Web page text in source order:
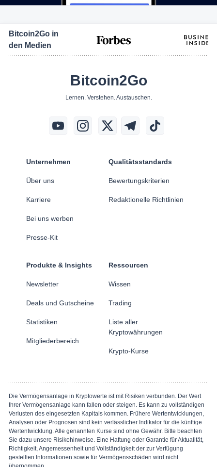
Bitcoin2Go in
den Medien
Bitcoin2Go
Lernen. Verstehen. Austauschen.
Unternehmen
Über uns
Karriere
Bei uns werben
Presse-Kit
Qualitätsstandards
Bewertungskriterien
Redaktionelle Richtlinien
Produkte & Insights
Newsletter
Deals und Gutscheine
Statistiken
Mitgliederbereich
Ressourcen
Wissen
Trading
Liste aller
Kryptowährungen
Krypto-Kurse
Die Vermögensanlage in Kryptowerte ist mit Risiken verbunden. Der Wert
Ihrer Vermögensanlage kann fallen oder steigen. Es kann zu vollständigen
Verlusten des eingesetzten Kapitals kommen. Frühere Wertentwicklungen,
Analysen oder Prognosen sind kein verlässlicher Indikator für die künftige
Wertentwicklung. Alle genannten Kurse sind ohne Gewähr. Bitte beachten
Sie dazu unsere Risikohinweise. Eine Haftung oder Garantie für Aktualität,
Richtigkeit, Angemessenheit und Vollständigkeit der zur Verfügung
gestellten Informationen sowie für Vermögensschäden wird nicht